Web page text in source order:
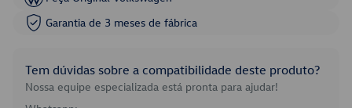
Garantia de 3 meses de fábrica
Tem dúvidas sobre a compatibilidade deste produto?
Nossa equipe especializada está pronta para ajudar!